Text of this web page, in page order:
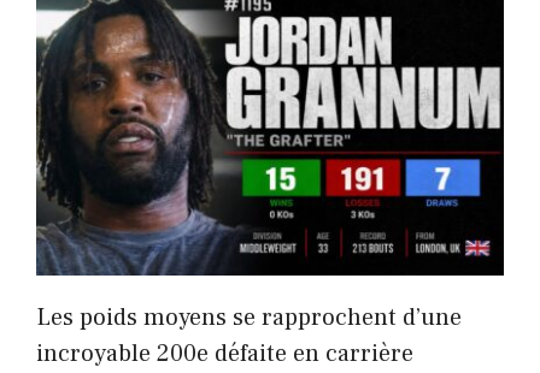
Les poids moyens se rapprochent d’une
incroyable 200e défaite en carrière